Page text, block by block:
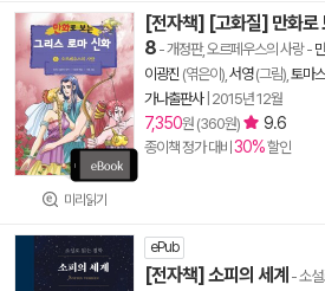
미리읽기
[전자책] [고화질] 만화로
8 - 개정판, 오르페우스의 사랑-
이광진 (엮은이), 서영(그림), 토마
가나출판사| 2015년 12월
7,350원 (360원) 9.6
종이책 정가 대비 30%할인
ePub
[전자책] 소피의 세계 - 소